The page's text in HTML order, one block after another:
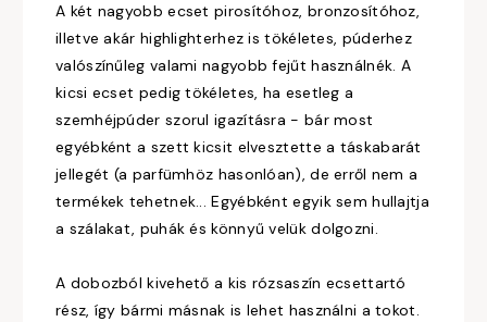
A két nagyobb ecset pirosítóhoz, bronzosítóhoz,
illetve akár highlighterhez is tökéletes, púderhez
valószínűleg valami nagyobb fejűt használnék. A
kicsi ecset pedig tökéletes, ha esetleg a
szemhéjpúder szorul igazításra - bár most
egyébként a szett kicsit elvesztette a táskabarát
jellegét (a parfümhöz hasonlóan), de erről nem a
termékek tehetnek... Egyébként egyik sem hullajtja
a szálakat, puhák és könnyű velük dolgozni.
A dobozból kivehető a kis rózsaszín ecsettartó
rész, így bármi másnak is lehet használni a tokot.